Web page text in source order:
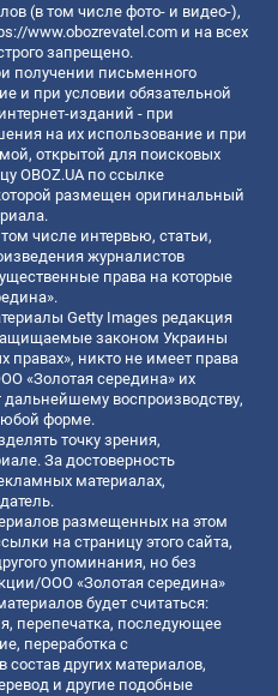
(в том числе фото- и видео-),
www.obozrevatel.com и на всех
запрещено.
получении письменного
и при условии обязательной
изданий - при
на их использование и при
открытой для поисковых
OBOZ.UA по ссылке
размещен оригинальный
числе интервью, статьи,
журналистов
права на которые
Getty Images редакция
законом Украины
правах», никто не имеет права
«Золотая середина» их
воспроизводству,
форме.
точку зрения,
За достоверность
материалах,
размещенных на этом
на страницу этого сайта,
упоминания, но без
ООО «Золотая середина»
будет считаться:
перепечатка, последующее
переработка с
других материалов,
и другие подобные